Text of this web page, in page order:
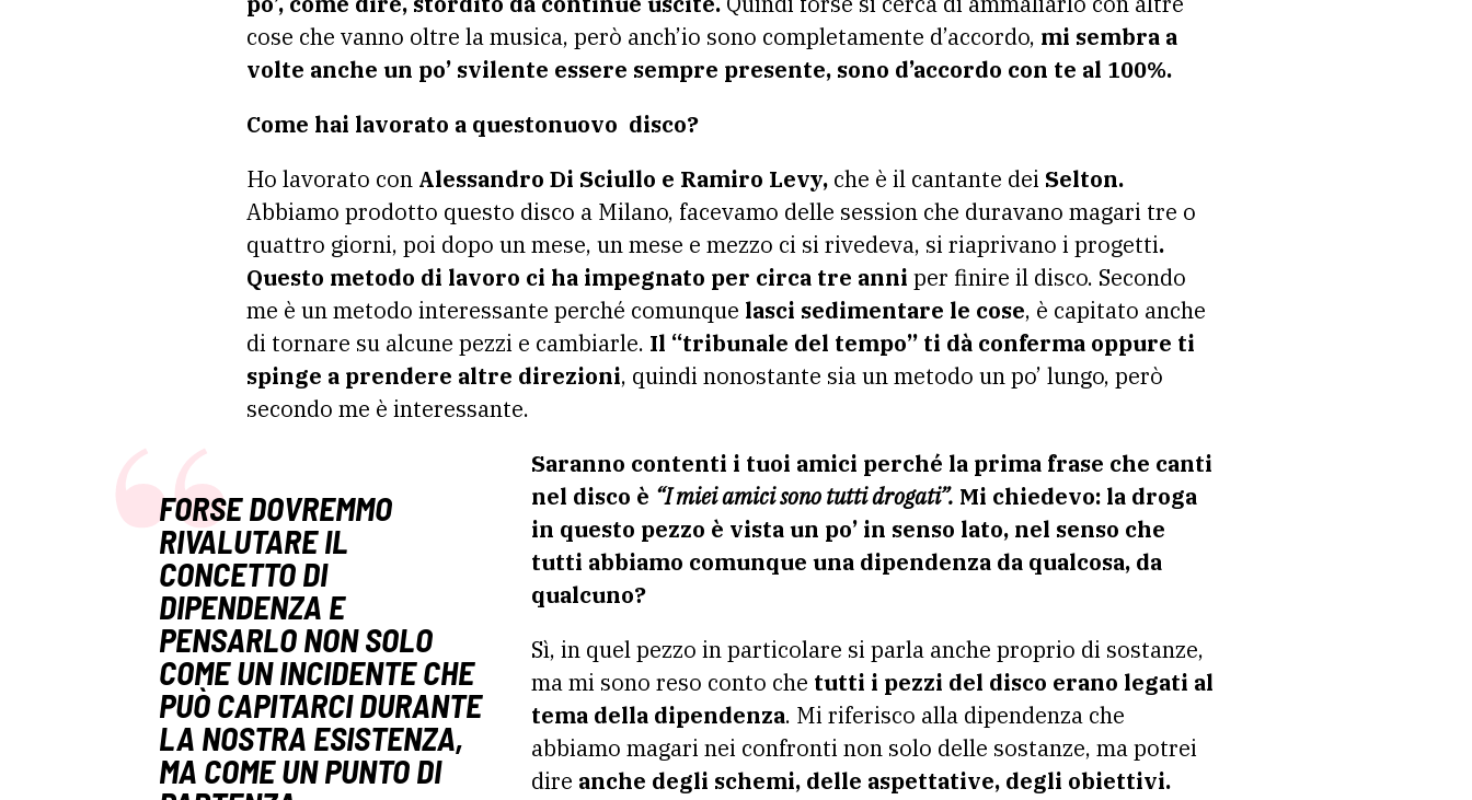
cose che vanno oltre la musica, però anch’io sono completamente d’accordo, mi sembra a
volte anche un po’ svilente essere sempre presente, sono d’accordo con te al 100%.
Come hai lavorato a questonuovo disco?
Ho lavorato con Alessandro Di Sciullo e Ramiro Levy, che è il cantante dei Selton.
Abbiamo prodotto questo disco a Milano, facevamo delle session che duravano magari tre o
quattro giorni, poi dopo un mese, un mese e mezzo ci si rivedeva, si riaprivano i progetti.
Questo metodo di lavoro ci ha impegnato per circa tre anni per finire il disco. Secondo
me è un metodo interessante perché comunque lasci sedimentare le cose, è capitato anche
di tornare su alcune pezzi e cambiarle. Il “tribunale del tempo” ti dà conferma oppure ti
spinge a prendere altre direzioni, quindi nonostante sia un metodo un po’ lungo, però
secondo me è interessante.
FORSE DOVREMMO
RIVALUTARE IL
CONCETTO DI
DIPENDENZA E
PENSARLO NON SOLO
COME UN INCIDENTE CHE
PUÒ CAPITARCI DURANTE
LA NOSTRA ESISTENZA,
MA COME UN PUNTO DI
Saranno contenti i tuoi amici perché la prima frase che canti
nel disco è “I miei amici sono tutti drogati”. Mi chiedevo: la droga
in questo pezzo è vista un po’ in senso lato, nel senso che
tutti abbiamo comunque una dipendenza da qualcosa, da
qualcuno?
Sì, in quel pezzo in particolare si parla anche proprio di sostanze,
ma mi sono reso conto che tutti i pezzi del disco erano legati al
tema della dipendenza. Mi riferisco alla dipendenza che
abbiamo magari nei confronti non solo delle sostanze, ma potrei
dire anche degli schemi, delle aspettative, degli obiettivi.